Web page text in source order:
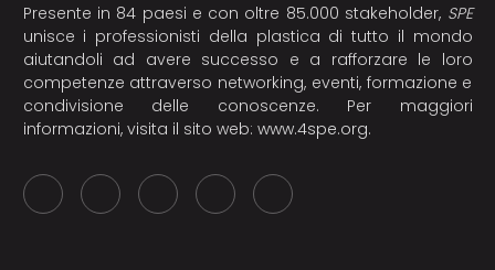
Presente in 84 paesi e con oltre 85.000 stakeholder, SPE
unisce i professionisti della plastica di tutto il mondo
aiutandoli ad avere successo e a rafforzare le loro
competenze attraverso networking, eventi, formazione e
condivisione delle conoscenze. Per maggiori
informazioni, visita il sito web: www.4spe.org.